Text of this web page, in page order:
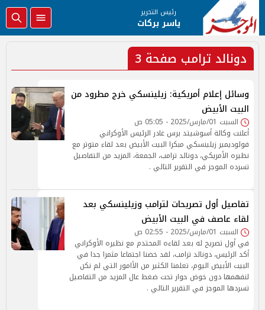
رئيس التحرير
ياسر بركات
​دونالد ترامب صفحة 3
وسائل إعلام أمريكية: زيلينسكي خرج مطرود من
البيت الأبيض
السبت 01/مارس/2025 - 05:05 ص
أعلنت وكالة أسوشيتد برس غادر الرئيس الأوكراني
فولوديمير زيلينسكي مبكرا البيت الأبيض بعد لقاء متوتر مع
نظيره الأمريكي، دونالد ترامب، الجمعة، المزيد من التفاصيل
تسرده الموجز في التقرير التالي .
تفاصيل أول تصريحات لترامب وزيلينسكي بعد
لقاء عاصف في البيت الأبيض
السبت 01/مارس/2025 - 02:55 ص
في أول تصريح له بعد لقاءه المحتدم مع نظيره الأوكراني
أكد الرئيس، دونالد ترامب، لقد خضنا اجتماعا مثمرا جدا في
البيت الأبيض اليوم، تعلمنا الكثير من الأامور التي لم نكن
لنفهمها دون خوض حوار تحت ضغط عال المزيد من التفاصيل
تسردها الموجز في التقرير التالي .